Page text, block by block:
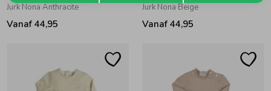
Jurk Nona Anthracite
Vanaf 44,95
Jurk Nona Beige
Vanaf 44,95